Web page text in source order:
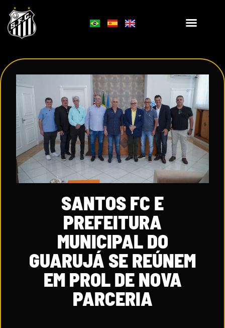
SANTOS FC E
PREFEITURA
MUNICIPAL DO
GUARUJÁ SE REÚNEM
EM PROL DE NOVA
PARCERIA